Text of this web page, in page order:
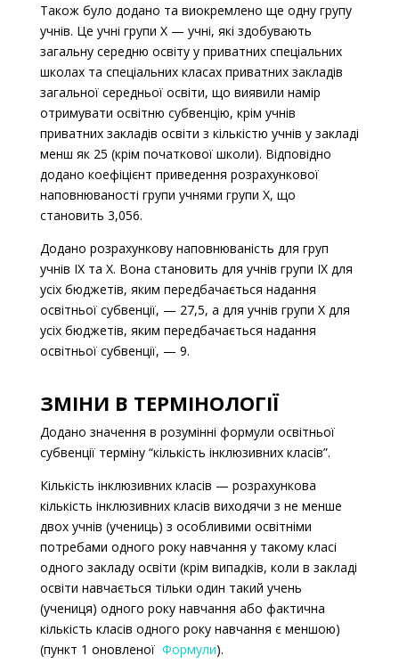
Також було додано та виокремлено ще одну групу
учнів. Це учні групи Х — учні, які здобувають
загальну середню освіту у приватних спеціальних
школах та спеціальних класах приватних закладів
загальної середньої освіти, що виявили намір
отримувати освітню субвенцію, крім учнів
приватних закладів освіти з кількістю учнів у закладі
менш як 25 (крім початкової школи). Відповідно
додано коефіцієнт приведення розрахункової
наповнюваності групи учнями групи Х, що
становить 3,056.
Додано розрахункову наповнюваність для груп
учнів ІХ та Х. Вона становить для учнів групи ІХ для
усіх бюджетів, яким передбачається надання
освітньої субвенції, — 27,5, а для учнів групи Х для
усіх бюджетів, яким передбачається надання
освітньої субвенції, — 9.
ЗМІНИ В ТЕРМІНОЛОГІЇ
Додано значення в розумінні формули освітньої
субвенції терміну “кількість інклюзивних класів”.
Кількість інклюзивних класів — розрахункова
кількість інклюзивних класів виходячи з не менше
двох учнів (учениць) з особливими освітніми
потребами одного року навчання у такому класі
одного закладу освіти (крім випадків, коли в закладі
освіти навчається тільки один такий учень
(учениця) одного року навчання або фактична
кількість класів одного року навчання є меншою)
(пункт 1 оновленої Формули).